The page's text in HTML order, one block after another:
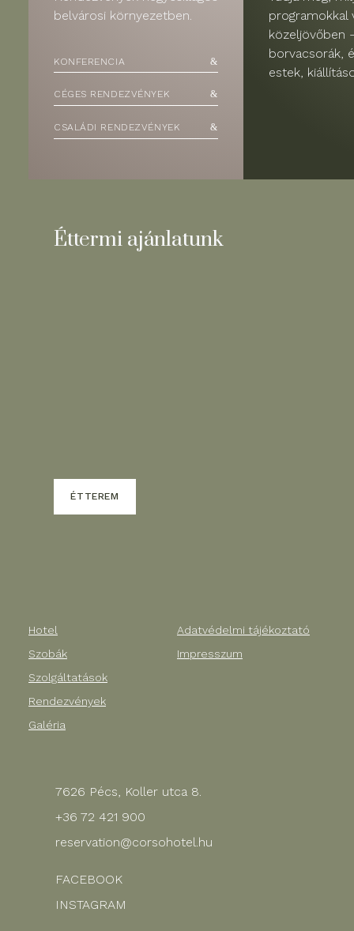
belvárosi környezetben.
KONFERENCIA
CÉGES RENDEZVÉNYEK
CSALÁDI RENDEZVÉNYEK
programokkal
közeljövőben
borvacsorák,
estek,
Éttermi ajánlatunk
ÉTTEREM
Hotel
Szobák
Szolgáltatások
Rendezvények
Galéria
Adatvédelmi tájékoztató
Impresszum
7626 Pécs, Koller utca 8.
+36 72 421 900
reservation@corsohotel.hu
FACEBOOK
INSTAGRAM